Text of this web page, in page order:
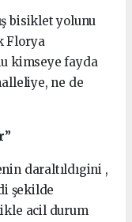
bisiklet yolunu
Florya
kimseye fayda
ne de
daraltıldıgini ,
şekilde
acil durum